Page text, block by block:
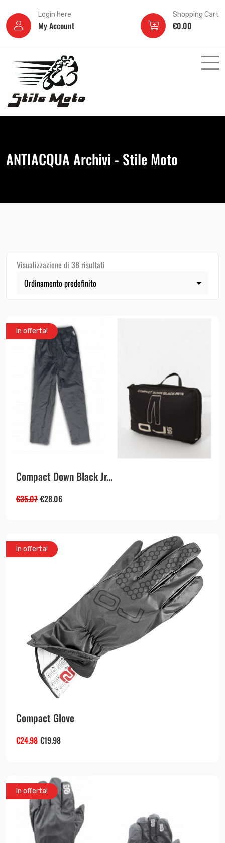
Login here
My Account
Shopping Cart
€0.00
ANTIACQUA Archivi - Stile Moto
Visualizzazione di 38 risultati
In offerta!
Compact Down Black Jr...
€35.07 €28.06
In offerta!
Compact Glove
€24.98 €19.98
In offerta!